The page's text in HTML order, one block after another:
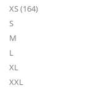
XS (164)
S
M
L
XL
XXL